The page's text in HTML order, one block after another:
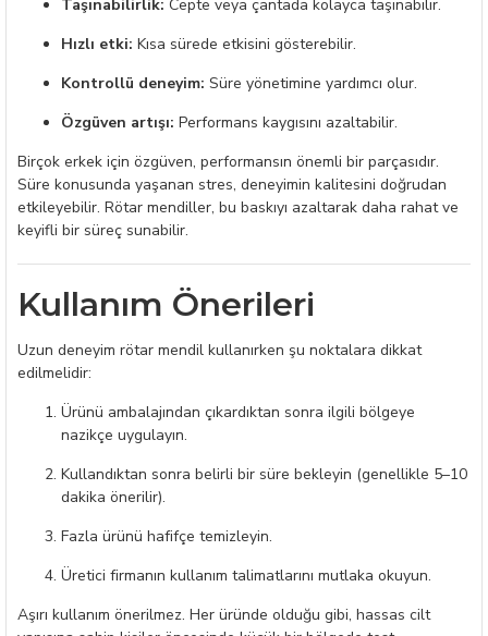
Taşınabilirlik: Cepte veya çantada kolayca taşınabilir.
Hızlı etki: Kısa sürede etkisini gösterebilir.
Kontrollü deneyim: Süre yönetimine yardımcı olur.
Özgüven artışı: Performans kaygısını azaltabilir.
Birçok erkek için özgüven, performansın önemli bir parçasıdır.
Süre konusunda yaşanan stres, deneyimin kalitesini doğrudan
etkileyebilir. Rötar mendiller, bu baskıyı azaltarak daha rahat ve
keyifli bir süreç sunabilir.
Kullanım Önerileri
Uzun deneyim rötar mendil kullanırken şu noktalara dikkat
edilmelidir:
Ürünü ambalajından çıkardıktan sonra ilgili bölgeye
nazikçe uygulayın.
Kullandıktan sonra belirli bir süre bekleyin (genellikle 5–10
dakika önerilir).
Fazla ürünü hafifçe temizleyin.
Üretici firmanın kullanım talimatlarını mutlaka okuyun.
Aşırı kullanım önerilmez. Her üründe olduğu gibi, hassas cilt